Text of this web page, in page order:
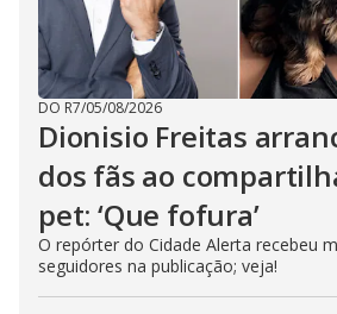
DO R7/05/08/2026
Dionisio Freitas
dos fãs ao
pet: ‘Que fofura’
O repórter do Cidade Alerta recebeu
seguidores na publicação; veja!